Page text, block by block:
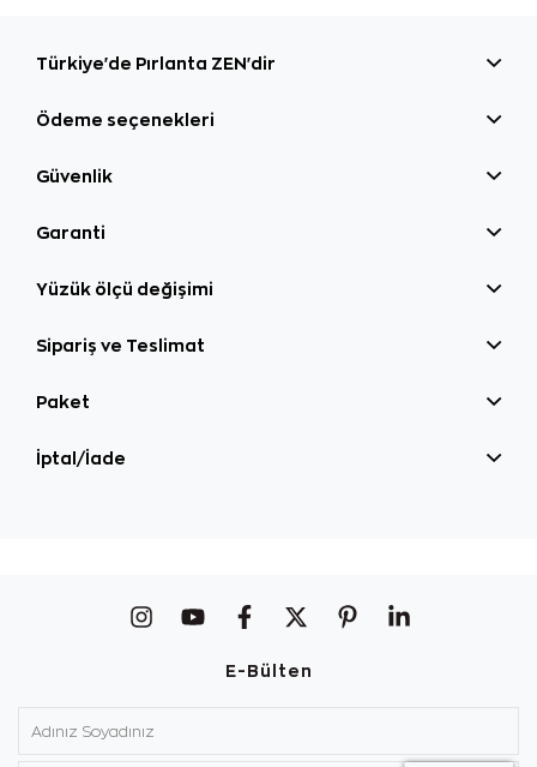
Türkiye'de Pırlanta ZEN'dir
Ödeme seçenekleri
Güvenlik
Garanti
Yüzük ölçü değişimi
Sipariş ve Teslimat
Paket
İptal/İade
E-Bülten